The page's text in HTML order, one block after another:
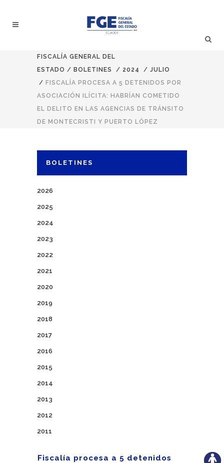
FISCALÍA GENERAL DEL
ESTADO / BOLETINES / 2024 / JULIO
/ FISCALÍA PROCESA A 5 DETENIDOS POR
ASOCIACIÓN ILÍCITA: HABRÍAN COMETIDO
EL DELITO EN LAS AGENCIAS DE TRÁNSITO
DE MONTECRISTI Y PUERTO LÓPEZ
BOLETINES
2026
2025
2024
2023
2022
2021
2020
2019
2018
2017
2016
2015
2014
2013
2012
2011
Fiscalía procesa a 5 detenidos